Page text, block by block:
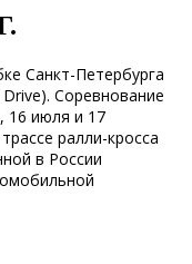
Санкт-Петербурга
Соревнование
16 июля и 17
ралли-кросса
в России